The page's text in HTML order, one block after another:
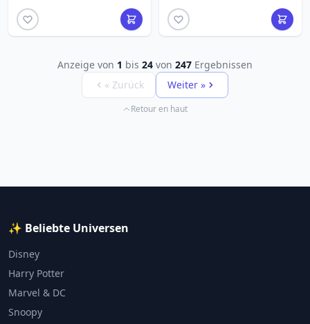
Anzeige von 1 bis 24 von 247 Ergebnissen
« Zurück
Weiter »
Retour en haut
✨ Beliebte Universen
Disney
Harry Potter
Marvel & DC
Snoopy